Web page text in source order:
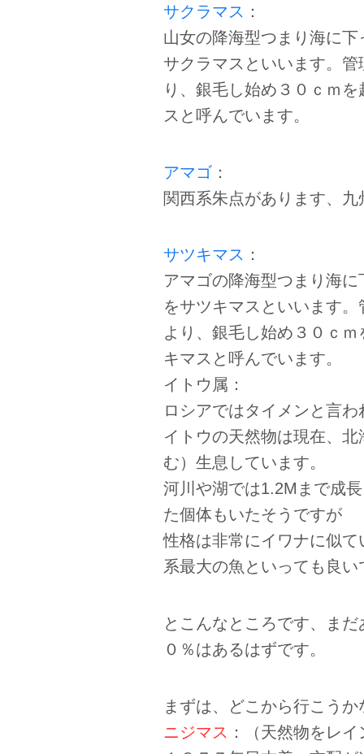
サクラマス ：
山女の降海型つまり海に
サクラマスといいます。
り、銀毛し始め３０ｃｍ
スと呼んでいます。
アマゴ ：
関西系朱点があります、九
サツキマス ：
アマゴの降海型つまり海
をサツキマスといいます
より、銀毛し始め３０ｃ
キマスと呼んでいます。
イトウ属：
ロシアではタイメンと言わ
イトウの天然物は現在、
む）生息しています。
河川や湖では1.2Mまで成
た個体もいたそうですが
性格は非常にイワナに似
系最大の魚といっても良い
とこんなところです、ま
０％はあるはずです。
まずは、どこから行こうか
ニジマス ：（天然物をレ